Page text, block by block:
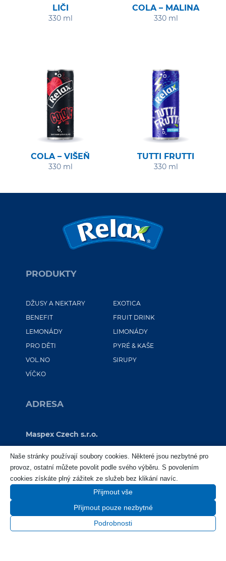
LIČI
330 ml
COLA – MALINA
330 ml
COLA – VIŠEŇ
330 ml
TUTTI FRUTTI
330 ml
PRODUKTY
DŽUSY A NEKTARY
EXOTICA
BENEFIT
FRUIT DRINK
LEMONÁDY
LIMONÁDY
PRO DĚTI
PYRÉ & KAŠE
VOL.NO
SIRUPY
VÍČKO
ADRESA
Maspex Czech s.r.o.
Praha 8 – Karlín
186 00
IČ: 25716379
IČ DPH: CZ25716379
Naše stránky používají soubory cookies. Některé jsou nezbytné pro
provoz, ostatní můžete povolit podle svého výběru. S povolením
cookies získáte plný zážitek ze služeb bez klikání navíc.
Přijmout vše
Přijmout pouze nezbytné
Podrobnosti